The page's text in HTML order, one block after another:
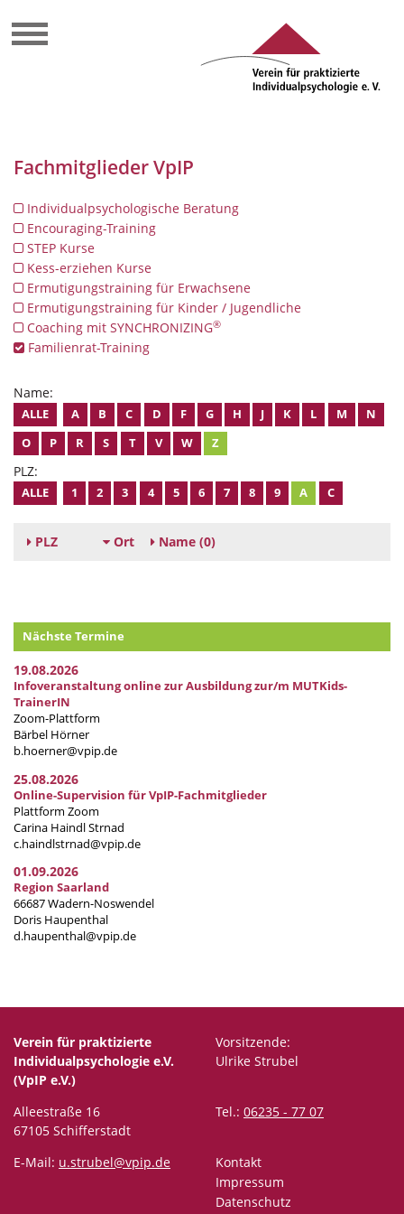
Fachmitglieder VpIP
Individualpsychologische Beratung
Encouraging-Training
STEP Kurse
Kess-erziehen Kurse
Ermutigungstraining für Erwachsene
Ermutigungstraining für Kinder / Jugendliche
Coaching mit SYNCHRONIZING®
Familienrat-Training
Name:
ALLE A B C D F G H J K L M
N
O
P R S T V W Z
PLZ:
ALLE 1 2 3 4 5 6 7 8 9 A C
PLZ Ort Name (0)
Nächste Termine
19.08.2026
Infoveranstaltung online zur Ausbildung zur/m MUTKids-
TrainerIN
Zoom-Plattform
Bärbel Hörner
b.hoerner@vpip.de
25.08.2026
Online-Supervision für VpIP-Fachmitglieder
Plattform Zoom
Carina Haindl Strnad
c.haindlstrnad@vpip.de
01.09.2026
Region Saarland
66687 Wadern-Noswendel
Doris Haupenthal
d.haupenthal@vpip.de
Verein für praktizierte
Individualpsychologie e.V.
(VpIP e.V.)
Vorsitzende:
Ulrike Strubel
Alleestraße 16
67105 Schifferstadt
Tel.: 06235 - 77 07
E-Mail: u.strubel@vpip.de
Kontakt
Impressum
Datenschutz